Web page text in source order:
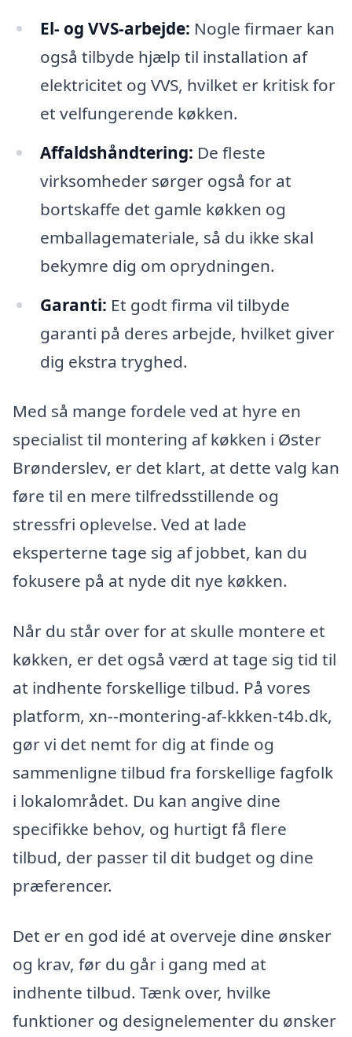
El- og VVS-arbejde: Nogle firmaer kan
også tilbyde hjælp til installation af
elektricitet og VVS, hvilket er kritisk for
et velfungerende køkken.
Affaldshåndtering: De fleste
virksomheder sørger også for at
bortskaffe det gamle køkken og
emballagemateriale, så du ikke skal
bekymre dig om oprydningen.
Garanti: Et godt firma vil tilbyde
garanti på deres arbejde, hvilket giver
dig ekstra tryghed.
Med så mange fordele ved at hyre en
specialist til montering af køkken i Øster
Brønderslev, er det klart, at dette valg kan
føre til en mere tilfredsstillende og
stressfri oplevelse. Ved at lade
eksperterne tage sig af jobbet, kan du
fokusere på at nyde dit nye køkken.
Når du står over for at skulle montere et
køkken, er det også værd at tage sig tid til
at indhente forskellige tilbud. På vores
platform, xn--montering-af-kkken-t4b.dk,
gør vi det nemt for dig at finde og
sammenligne tilbud fra forskellige fagfolk
i lokalområdet. Du kan angive dine
specifikke behov, og hurtigt få flere
tilbud, der passer til dit budget og dine
præferencer.
Det er en god idé at overveje dine ønsker
og krav, før du går i gang med at
indhente tilbud. Tænk over, hvilke
funktioner og designelementer du ønsker